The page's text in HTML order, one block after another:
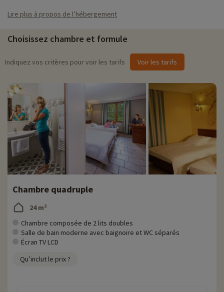
piraterie, découvrez vite ce lieu captivant, idéal pour débuter ou
Cet hébergement dispose de chambres très spacieuses et
parfaitement équipées. L’Hôtel des Pirates vous propose une foule
de commodités, dont une télévision à écran plat, une climatisation et
un bureau. Il est également possible de rester connecté via un Wi-Fi
Activités famille sur place
Pour des informations très précises sur les activités à faire sur place
(date d'ouverture, âge pour les club, contenu du pack bébé...),
cliquez ici !
Sur place, vou pouvez emprunter des jeux de carte ainsi que des jeux
de société. Vous pouvez également retrouver des activités pour les
enfants ainsi qu'une aire de jeux dans les jardins de l'hôtel.
Le restaurant
Profitez d'un service de restauration tout au long de l'année.
Restaurez-vous dans un cadre exotique et consommez des produits
frais et locaux lors de votre séjour. Vous avez la possibilité de vous
joindre au buffet du petit déjeuner ou bien de vous faire livrer en
Lire plus à propos de l’hébergement
Choisissez chambre et formule
Indiquez vos critères pour voir les tarifs Voir les tarifs
Chambre quadruple
24 m²
Chambre composée de 2 lits doubles
Salle de bain moderne avec baignoire et WC séparés
Écran TV LCD
Qu’inclut le prix ?